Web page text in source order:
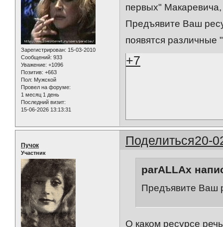
Зарегистрирован: 15-03-2010
Сообщений: 933
Уважение: +1096
Позитив: +663
Пол: Мужской
Провел на форуме:
1 месяц 1 день
Последний визит:
15-06-2026 13:13:31
первых" Макаревича,
Предъявите Ваш
появятся
+7
Поделиться20-
Пучок
Участник
parALLAx
Предъявите Ваш
О каком ресурсе